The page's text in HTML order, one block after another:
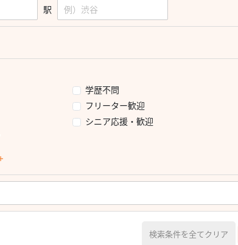
駅
学歴不問
フリーター歓迎
シニア応援・歓迎
検索条件を全てクリア